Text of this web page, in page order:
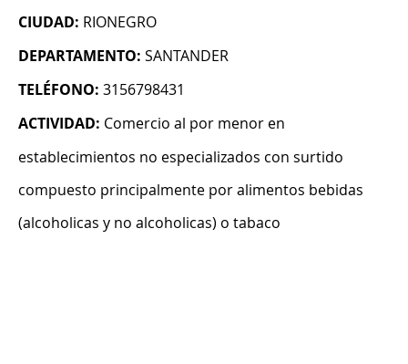
CIUDAD: RIONEGRO
DEPARTAMENTO: SANTANDER
TELÉFONO: 3156798431
ACTIVIDAD: Comercio al por menor en
establecimientos no especializados con surtido
compuesto principalmente por alimentos bebidas
(alcoholicas y no alcoholicas) o tabaco